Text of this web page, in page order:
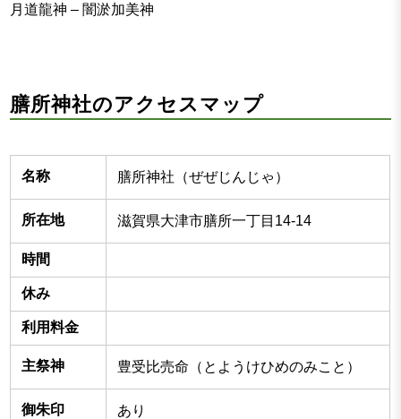
月道龍神 – 闇淤加美神
膳所神社のアクセスマップ
名称 膳所神社（ぜぜじんじゃ）
所在地 滋賀県大津市膳所一丁目14-14
時間
休み
利用料金
主祭神 豊受比売命（とようけひめのみこと）
御朱印 あり